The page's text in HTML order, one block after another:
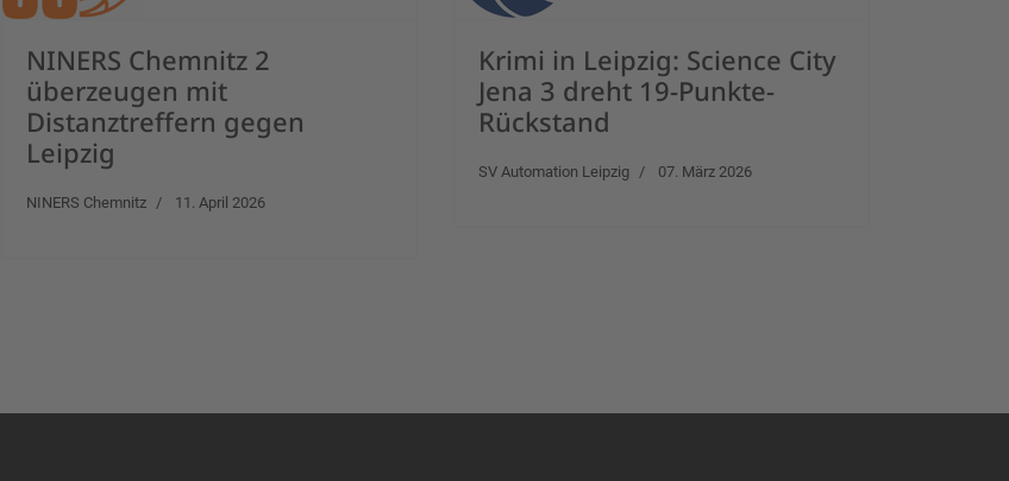
NINERS Chemnitz 2
überzeugen mit
Distanztreffern gegen
Leipzig
NINERS Chemnitz 11. April 2026
Krimi in Leipzig: Science City
Jena 3 dreht 19-Punkte-
Rückstand
SV Automation Leipzig 07. März 2026